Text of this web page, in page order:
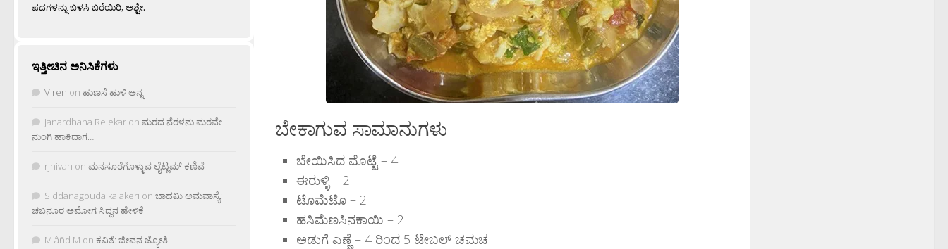
ಬೇಕಾಗುವ ಸಾಮಾನುಗಳು
ಬೇಯಿಸಿದ ಮೊಟ್ಟೆ – 4
ಈರುಳ್ಳಿ – 2
ಟೊಮೆಟೊ – 2
ಹಸಿಮೆಣಸಿನಕಾಯಿ – 2
ಅಡುಗೆ ಎಣ್ಣೆ – 4 ರಿಂದ 5 ಟೇಬಲ್ ಚಮಚ
ಪದಗಳನ್ನು ಬಳಸಿ ಬರೆಯಿರಿ, ಅಶ್ಟೇ.
ಇತ್ತೀಚಿನ ಅನಿಸಿಕೆಗಳು
Viren on ಹುಣಸೆ ಹುಳಿ ಅನ್ನ
Janardhana Relekar on ಮರದ ನೆರಳನು ಮರವೇ
ನುಂಗಿ ಹಾಕಿದಾಗ…
rjnivah on ಮನಸೂರೆಗೊಳ್ಳುವ ಲೈಟ್ಲಮ್ ಕಣಿವೆ
Siddanagouda kalakeri on ಬಾದಮಿ ಅಮವಾಸ್ಯೆ:
ಚಬನೂರ ಅಮೋಗ ಸಿದ್ದನ ಹೇಳಿಕೆ
M âñd M on ಕವಿತೆ: ಜೀವನ ಜ್ಯೋತಿ